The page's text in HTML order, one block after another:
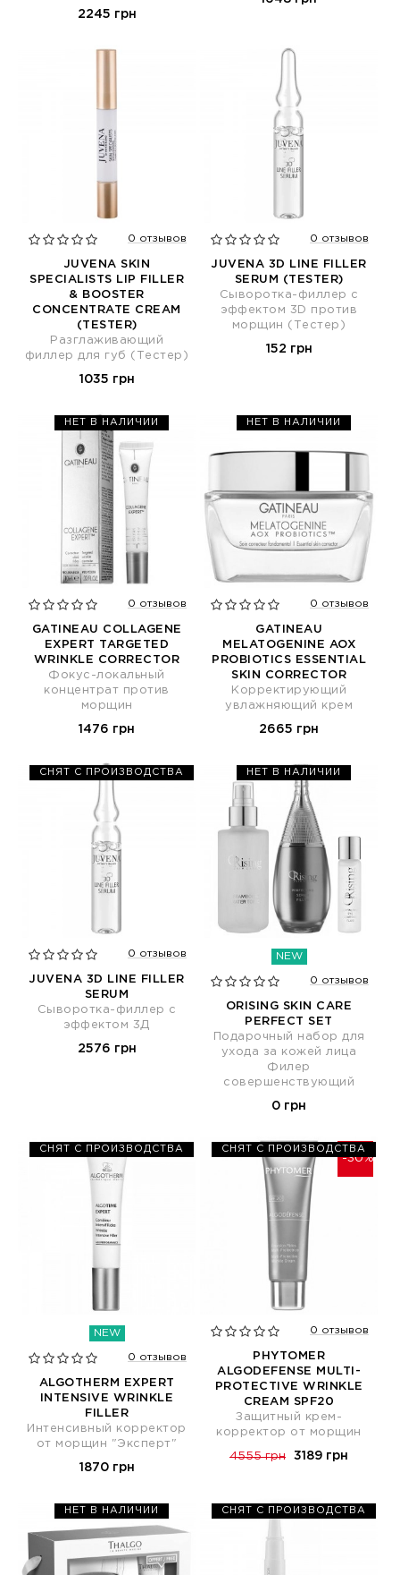
2245 грн
0 отзывов
JUVENA SKIN
SPECIALISTS LIP FILLER
& BOOSTER
CONCENTRATE CREAM
(TESTER)
Разглаживающий
филлер для губ (Тестер)
1035 грн
0 отзывов
JUVENA 3D LINE FILLER
SERUM (TESTER)
Сыворотка-филлер с
эффектом 3D против
морщин (Тестер)
152 грн
НЕТ В НАЛИЧИИ
0 отзывов
GATINEAU COLLAGENE
EXPERT TARGETED
WRINKLE CORRECTOR
Фокус-локальный
концентрат против
морщин
1476 грн
НЕТ В НАЛИЧИИ
0 отзывов
GATINEAU
MELATOGENINE AOX
PROBIOTICS ESSENTIAL
SKIN CORRECTOR
Корректирующий
увлажняющий крем
2665 грн
СНЯТ С ПРОИЗВОДСТВА
0 отзывов
JUVENA 3D LINE FILLER
SERUM
Сыворотка-филлер с
эффектом 3Д
2576 грн
НЕТ В НАЛИЧИИ
NEW
0 отзывов
ORISING SKIN CARE
PERFECT SET
Подарочный набор для
ухода за кожей лица
Филер
совершенствующий
0 грн
СНЯТ С ПРОИЗВОДСТВА
NEW
0 отзывов
ALGOTHERM EXPERT
INTENSIVE WRINKLE
FILLER
Интенсивный корректор
от морщин "Эксперт"
1870 грн
-30%
СНЯТ С ПРОИЗВОДСТВА
0 отзывов
PHYTOMER
ALGODEFENSE MULTI-
PROTECTIVE WRINKLE
CREAM SPF20
Защитный крем-
корректор от морщин
4555 грн 3189 грн
НЕТ В НАЛИЧИИ СНЯТ С ПРОИЗВОДСТВА